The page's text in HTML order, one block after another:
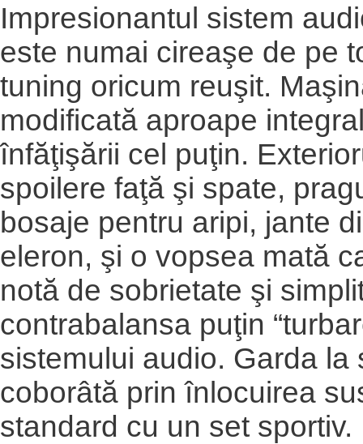
Impresionantul sistem
este numai cireaşe de pe
tuning oricum reuşit.
modificată aproape
înfăţişării cel puţin.
spoilere faţă şi spate,
bosaje pentru aripi, jante
eleron, şi o vopsea mată
notă de sobrietate şi
contrabalansa puţin
sistemului audio. Garda la
coborâtă prin înlocuirea
standard cu un set sportiv.